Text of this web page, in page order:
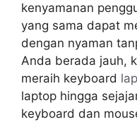
kenyamanan
yang sama dapat
dengan nyaman
Anda berada jauh,
meraih keyboard
laptop hingga
keyboard dan